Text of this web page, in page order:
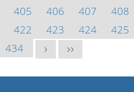
405 406 407 408
422 423 424 425
434 > >>